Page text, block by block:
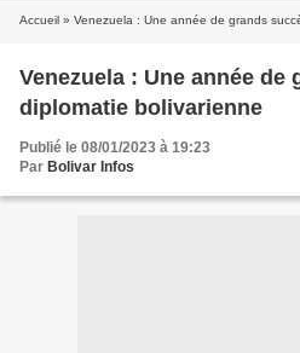
Accueil » Venezuela : Une année de grands
Venezuela : Une année
diplomatie bolivarienne
Publié le 08/01/2023 à 19:23
Par Bolivar Infos